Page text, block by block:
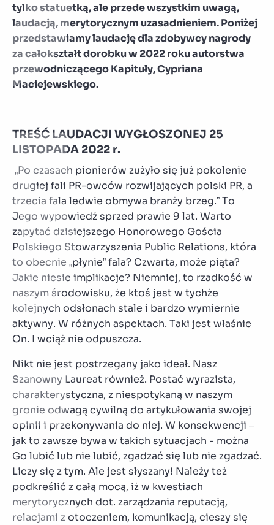
tylko statuetką, ale przede wszystkim uwagą,
laudacją, merytorycznym uzasadnieniem. Poniżej
przedstawiamy laudację dla zdobywcy nagrody
za całokształt dorobku w 2022 roku autorstwa
przewodniczącego Kapituły, Cypriana
Maciejewskiego.
TREŚĆ LAUDACJI WYGŁOSZONEJ 25
LISTOPADA 2022 r.
„Po czasach pionierów zużyło się już pokolenie
drugiej fali PR-owców rozwijających polski PR, a
trzecia fala ledwie obmywa branży brzeg.” To
Jego wypowiedź sprzed prawie 9 lat. Warto
zapytać dzisiejszego Honorowego Gościa
Polskiego Stowarzyszenia Public Relations, która
to obecnie „płynie” fala? Czwarta, może piąta?
Jakie niesie implikacje? Niemniej, to rzadkość w
naszym środowisku, że ktoś jest w tychże
kolejnych odsłonach stale i bardzo wymiernie
aktywny. W różnych aspektach. Taki jest właśnie
On. I wciąż nie odpuszcza.
Nikt nie jest postrzegany jako ideał. Nasz
Szanowny Laureat również. Postać wyrazista,
charakterystyczna, z niespotykaną w naszym
gronie odwagą cywilną do artykułowania swojej
opinii i przekonywania do niej. W konsekwencji –
jak to zawsze bywa w takich sytuacjach - można
Go lubić lub nie lubić, zgadzać się lub nie zgadzać.
Liczy się z tym. Ale jest słyszany! Należy też
podkreślić z całą mocą, iż w kwestiach
merytorycznych dot. zarządzania reputacją,
relacjami z otoczeniem, komunikacją, cieszy się